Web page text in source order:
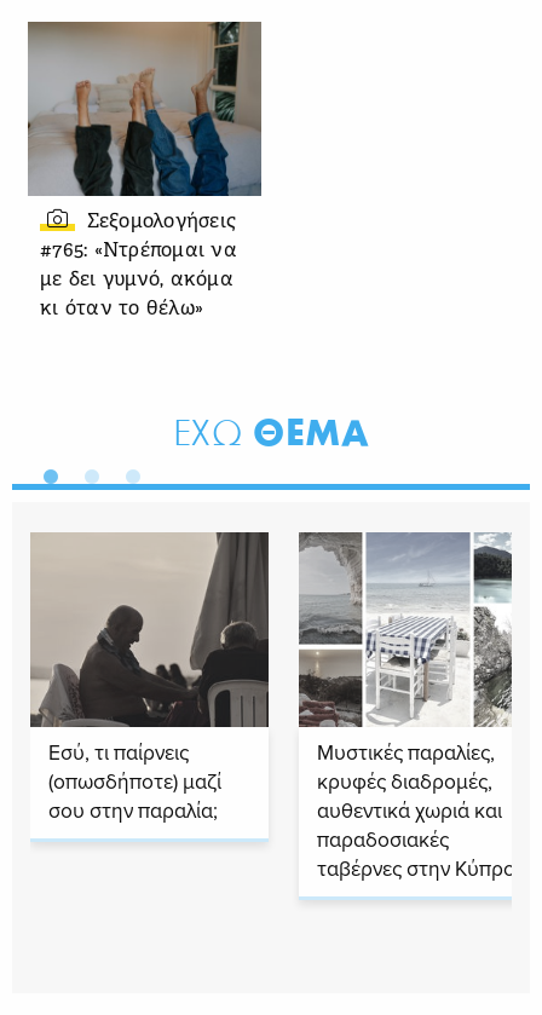
Σεξομολογήσεις
#765: «Ντρέπομαι να
με δει γυμνό, ακόμα
κι όταν το θέλω»
ΕΧΩ ΘΕΜΑ
Εσύ, τι παίρνεις
(οπωσδήποτε) μαζί
σου στην παραλία;
Μυστικές παραλίες,
κρυφές διαδρομές,
αυθεντικά χωριά και
παραδοσιακές
ταβέρνες στην Κύπρο